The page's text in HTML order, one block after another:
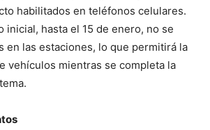
habilitados en teléfonos celulares.
inicial, hasta el 15 de enero, no se
en las estaciones, lo que permitirá la
vehículos mientras se completa la